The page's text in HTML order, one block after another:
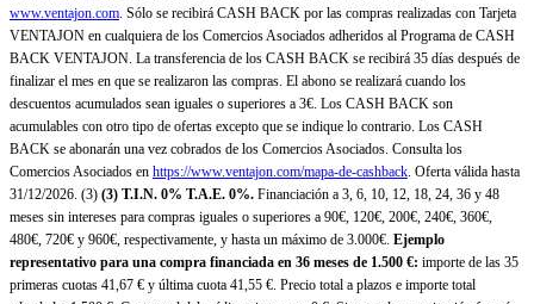
www.ventajon.com. Sólo se recibirá CASH BACK por las compras realizadas con Tarjeta
VENTAJON en cualquiera de los Comercios Asociados adheridos al Programa de CASH
BACK VENTAJON. La transferencia de los CASH BACK se recibirá 35 días después de
finalizar el mes en que se realizaron las compras. El abono se realizará cuando los
descuentos acumulados sean iguales o superiores a 3€. Los CASH BACK son
acumulables con otro tipo de ofertas excepto que se indique lo contrario. Los CASH
BACK se abonarán una vez cobrados de los Comercios Asociados. Consulta los
Comercios Asociados en https://www.ventajon.com/mapa-de-cashback. Oferta válida hasta
31/12/2026. (3) (3) T.I.N. 0% T.A.E. 0%. Financiación a 3, 6, 10, 12, 18, 24, 36 y 48
meses sin intereses para compras iguales o superiores a 90€, 120€, 200€, 240€, 360€,
480€, 720€ y 960€, respectivamente, y hasta un máximo de 3.000€. Ejemplo
representativo para una compra financiada en 36 meses de 1.500 €: importe de las 35
primeras cuotas 41,67 € y última cuota 41,55 €. Precio total a plazos e importe total